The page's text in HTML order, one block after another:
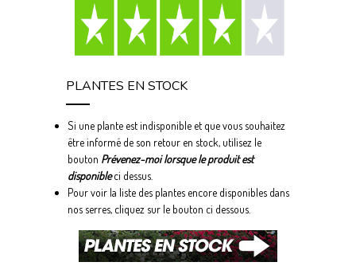
PLANTES EN STOCK
Si une plante est indisponible et que vous souhaitez
être informé de son retour en stock, utilisez le
bouton Prévenez-moi lorsque le produit est
disponibleci dessus.
Pour voir la liste des plantes encore disponibles dans
nos serres, cliquez sur le bouton ci dessous.